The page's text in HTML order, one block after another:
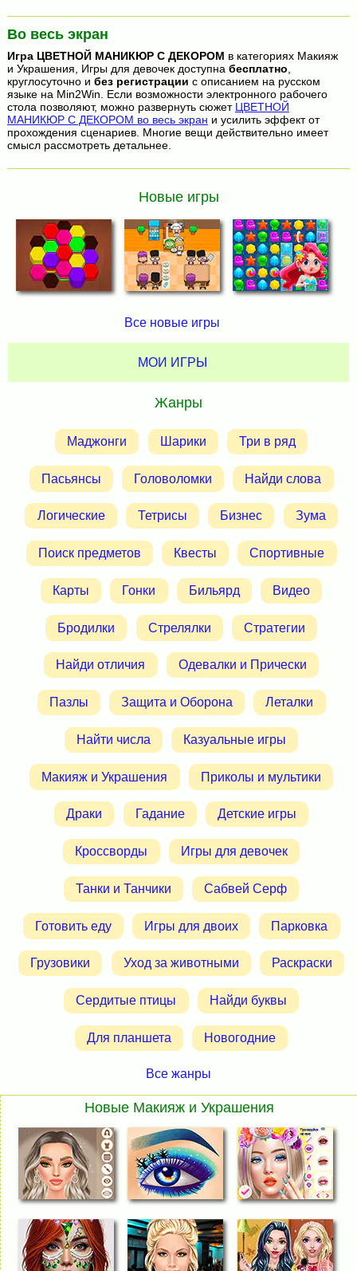
Во весь экран
Игра ЦВЕТНОЙ МАНИКЮР С ДЕКОРОМ в категориях Макияж
и Украшения, Игры для девочек доступна бесплатно
круглосуточно и без регистрации с описанием на русском
языке на Min2Win. Если возможности электронного рабочего
стола позволяют, можно развернуть сюжет ЦВЕТНОЙ
МАНИКЮР С ДЕКОРОМ во весь экран и усилить эффект от
прохождения сценариев. Многие вещи действительно имеет
смысл рассмотреть детальнее.
Новые игры
Все новые игры
МОИ ИГРЫ
Жанры
Маджонги Шарики Три в ряд
Пасьянсы Головоломки Найди слова
Логические Тетрисы Бизнес Зума
Поиск предметов Квесты Спортивные
Карты Гонки Бильярд Видео
Бродилки Стрелялки Стратегии
Найди отличия Одевалки и Прически
Пазлы Защита и Оборона Леталки
Найти числа Казуальные игры
Макияж и Украшения Приколы и мультики
Драки Гадание Детские игры
Кроссворды Игры для девочек
Танки и Танчики Сабвей Серф
Готовить еду Игры для двоих Парковка
Грузовики Уход за животными Раскраски
Сердитые птицы Найди буквы
Для планшета Новогодние
Все жанры
Новые Макияж и Украшения